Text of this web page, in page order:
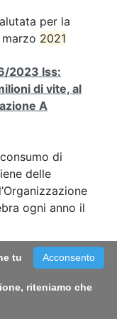
per la
marzo 2021
2023 Iss:
di vite, al
A
di
delle
ogni anno il
2022 - Fumo:
in più
il consumo di
Acconsento
tu
riteniamo che